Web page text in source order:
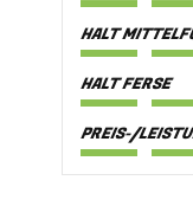
HALT
HALT FERSE
PREIS-/